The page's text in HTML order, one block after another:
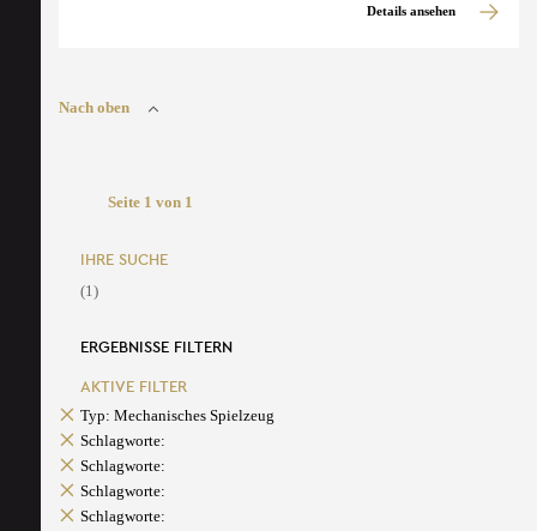
Details ansehen
Nach oben
Seite 1 von 1
IHRE SUCHE
(1)
ERGEBNISSE FILTERN
AKTIVE FILTER
Typ: Mechanisches Spielzeug
Schlagworte:
Schlagworte:
Schlagworte:
Schlagworte: